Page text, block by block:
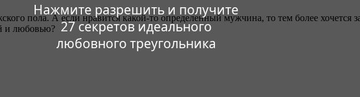
Нажмите разрешить и получите
27 секретов идеального
любовного треугольника
пола. А если нравится какой-то определенный мужчина, то тем более хочется
и любовью?